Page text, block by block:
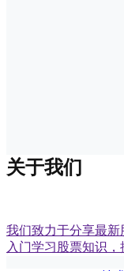
关于我们
我们致力于分享最
入门学习股票知识，